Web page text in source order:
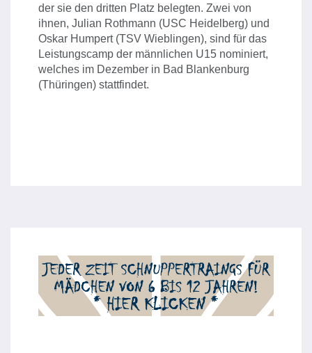
der sie den dritten Platz belegten. Zwei von
ihnen, Julian Rothmann (USC Heidelberg) und
Oskar Humpert (TSV Wieblingen), sind für das
Leistungscamp der männlichen U15 nominiert,
welches im Dezember in Bad Blankenburg
(Thüringen) stattfindet.